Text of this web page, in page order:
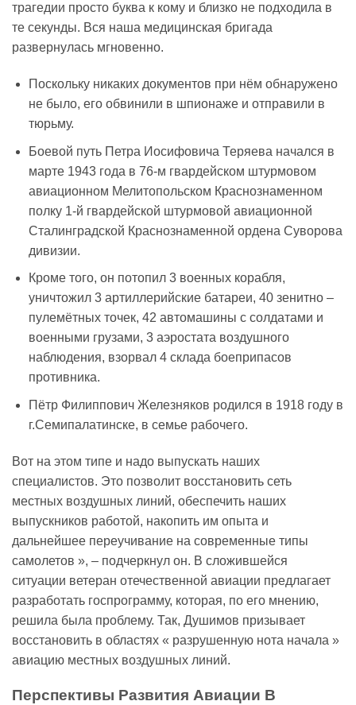
трагедии просто буква к кому и близко не подходила в
те секунды. Вся наша медицинская бригада
развернулась мгновенно.
Поскольку никаких документов при нём обнаружено
не было, его обвинили в шпионаже и отправили в
тюрьму.
Боевой путь Петра Иосифовича Теряева начался в
марте 1943 года в 76-м гвардейском штурмовом
авиационном Мелитопольском Краснознаменном
полку 1-й гвардейской штурмовой авиационной
Сталинградской Краснознаменной ордена Суворова
дивизии.
Кроме того, он потопил 3 военных корабля,
уничтожил 3 артиллерийские батареи, 40 зенитно –
пулемётных точек, 42 автомашины с солдатами и
военными грузами, 3 аэростата воздушного
наблюдения, взорвал 4 склада боеприпасов
противника.
Пётр Филиппович Железняков родился в 1918 году в
г.Семипалатинске, в семье рабочего.
Вот на этом типе и надо выпускать наших
специалистов. Это позволит восстановить сеть
местных воздушных линий, обеспечить наших
выпускников работой, накопить им опыта и
дальнейшее переучивание на современные типы
самолетов », – подчеркнул он. В сложившейся
ситуации ветеран отечественной авиации предлагает
разработать госпрограмму, которая, по его мнению,
решила была проблему. Так, Душимов призывает
восстановить в областях « разрушенную нота начала »
авиацию местных воздушных линий.
Перспективы Развития Авиации В